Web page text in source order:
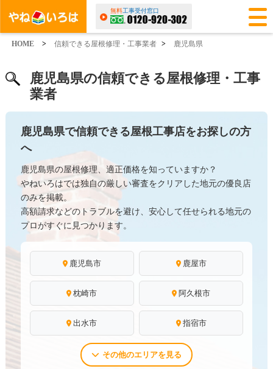
無料工事受付窓口
HOME > 信頼できる屋根修理・工事業者 > 鹿児島県
鹿児島県の信頼できる屋根修理・工事
業者
鹿児島県で信頼できる屋根工事店をお探しの方
へ
鹿児島県の屋根修理、適正価格を知っていますか？
やねいろはでは独自の厳しい審査をクリアした地元の優良店
のみを掲載。
高額請求などのトラブルを避け、安心して任せられる地元の
プロがすぐに見つかります。
鹿児島市 鹿屋市
枕崎市 阿久根市
出水市 指宿市
その他のエリアを見る